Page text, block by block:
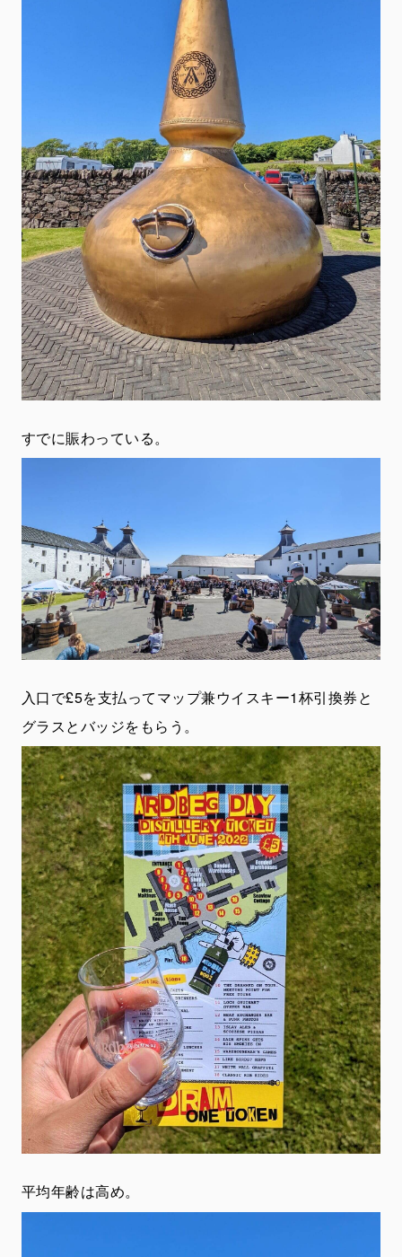
すでに賑わっている。
入口で£5を支払ってマップ兼ウイスキー1杯引換券と
グラスとバッジをもらう。
平均年齢は高め。